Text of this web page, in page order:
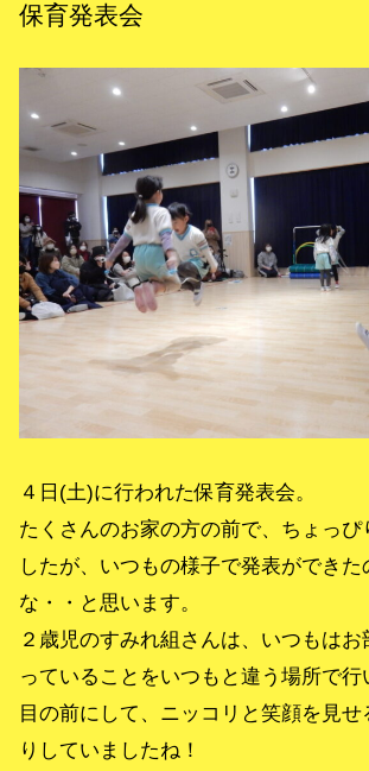
保育発表会
４日(土)に行われた保育発表会。
たくさんのお家の方の前で、ちょっぴ
したが、いつもの様子で発表ができ
な・・と思います。
２歳児のすみれ組さんは、いつもは
っていることをいつもと違う場所で行
目の前にして、ニッコリと笑顔を見せ
りしていましたね！